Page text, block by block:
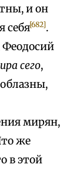
и он
себя[682].
Феодосий
сего,
мирян,
же
в этой